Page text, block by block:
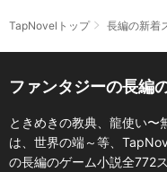
TapNovelトップ 長編の新着
ファンタジーの長編
ときめきの教典、龍使い〜
は、世界の端～等、
の長編のゲーム小説全772